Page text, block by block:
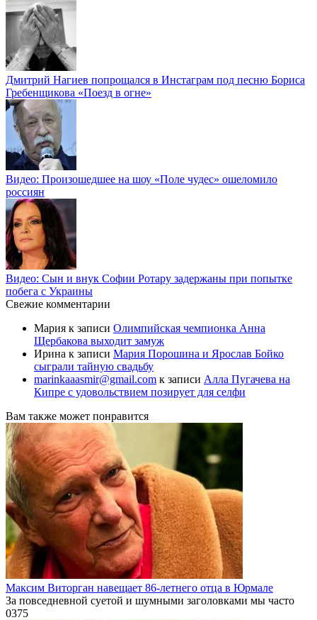
Дмитрий Нагиев попрощался в Инстаграм под песню Бориса
Гребенщикова «Поезд в огне»
Видео: Произошедшее на шоу «Поле чудес» ошеломило
россиян
Видео: Сын и внук Софии Ротару задержаны при попытке
побега с Украины
Свежие комментарии
Мария к записи Олимпийская чемпионка Анна
Щербакова выходит замуж
Ирина к записи Мария Порошина и Ярослав Бойко
сыграли тайную свадьбу
marinkaaasmir@gmail.com к записи Алла Пугачева на
Кипре с удовольствием позирует для селфи
Вам также может понравится
Максим Виторган навещает 86-летнего отца в Юрмале
За повседневной суетой и шумными заголовками мы часто
0375